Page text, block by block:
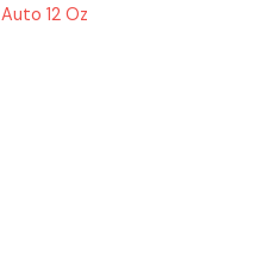
Auto 12 Oz